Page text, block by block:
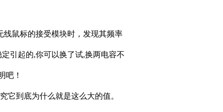
线鼠标的接受模块时，发现其频率
引起的,你可以换了试,换两电容不
吧！
它到底为什么就是这么大的值。